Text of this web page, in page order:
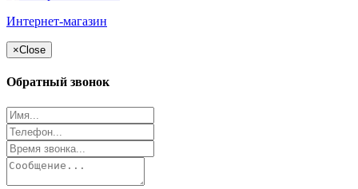
Интернет-магазин
×Close
Обратный звонок